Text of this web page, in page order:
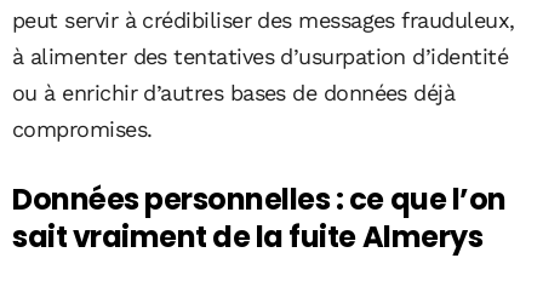
peut servir à crédibiliser des messages frauduleux,
à alimenter des tentatives d’usurpation d’identité
ou à enrichir d’autres bases de données déjà
compromises.
Données personnelles : ce que l’on
sait vraiment de la fuite Almerys